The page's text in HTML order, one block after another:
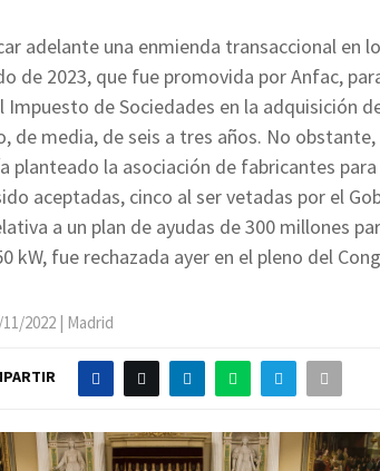
adelante una enmienda transaccional en
de 2023, que fue promovida por Anfac,
de Sociedades en la adquisición
de media, de seis a tres años. No
planteado la asociación de fabricantes
aceptadas, cinco al ser vetadas por el
a un plan de ayudas de 300 millones
kW, fue rechazada ayer en el pleno del
2022 | Madrid